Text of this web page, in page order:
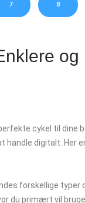
7 8
og
cykel til dine
digitalt. Her
forskellige typer
du primært vil